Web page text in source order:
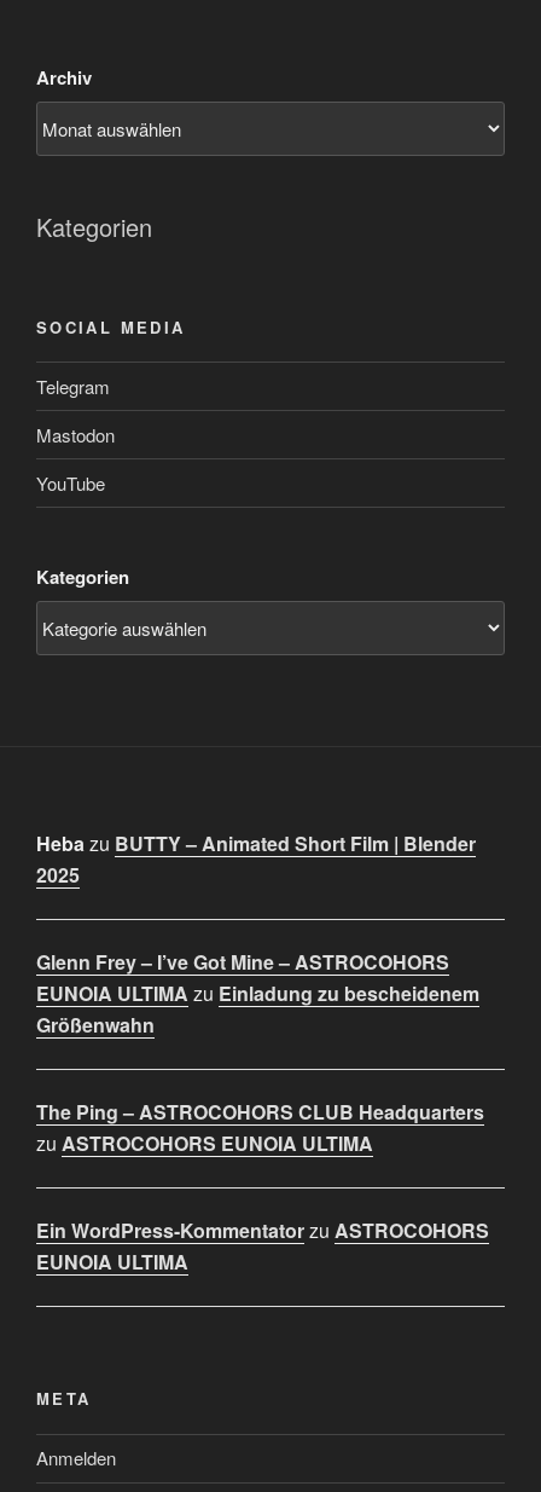
Archiv
Kategorien
SOCIAL MEDIA
Telegram
Mastodon
YouTube
Kategorien
Hebazu BUTTY – Animated Short Film | Blender
2025
Glenn Frey – I’ve Got Mine – ASTROCOHORS
EUNOIA ULTIMA zu Einladung zu bescheidenem
Größenwahn
The Ping – ASTROCOHORS CLUB Headquarters
zu ASTROCOHORS EUNOIA ULTIMA
Ein WordPress-Kommentatorzu ASTROCOHORS
EUNOIA ULTIMA
META
Anmelden